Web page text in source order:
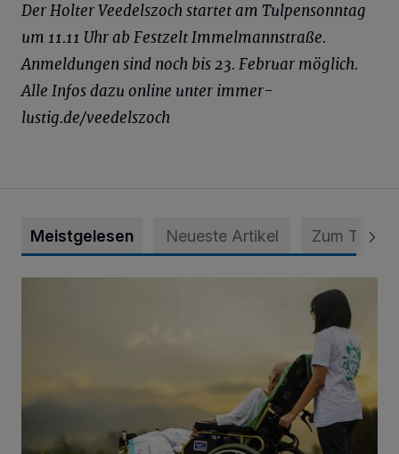
Der Holter Veedelszoch startet am Tulpensonntag
um 11.11 Uhr ab Festzelt Immelmannstraße.
Anmeldungen sind noch bis 23. Februar möglich.
Alle Infos dazu online unter immer-
lustig.de/veedelszoch
Meistgelesen Neueste Artikel Zum Thema